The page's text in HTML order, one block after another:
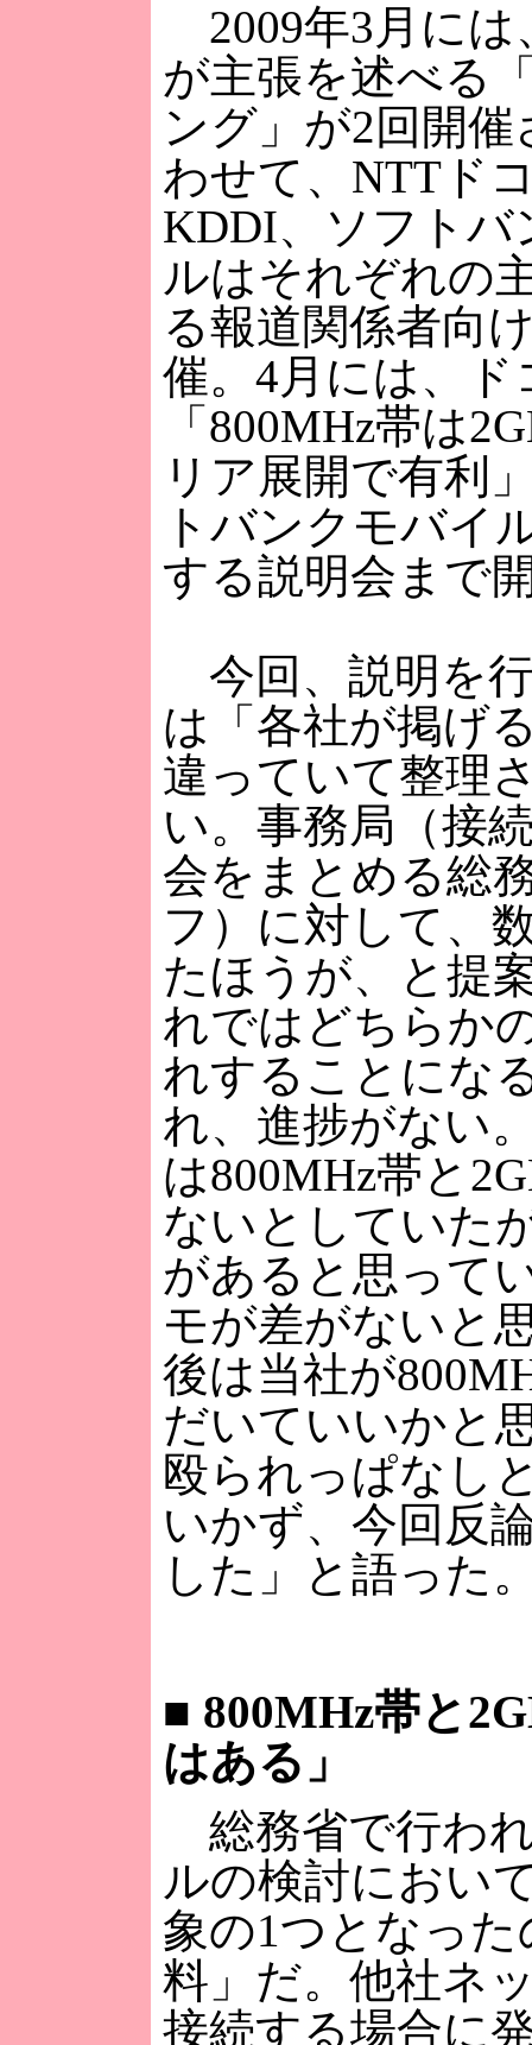
2009年3月には
が主張を述べる
ング」が2回開
わせて、NTTド
KDDI、ソフトバ
ルはそれぞれの
る報道関係者向
催。4月には、ド
「800MHz帯は
リア展開で有利
トバンクモバイ
する説明会まで
今回、説明を
は「各社が掲げ
違っていて整理
い。事務局（接
会をまとめる総
フ）に対して、
たほうが、と提
れではどちらか
れすることにな
れ、進捗がない
は800MHz帯と
ないとしていた
があると思って
モが差がないと
後は当社が
だいていいかと
殴られっぱなし
いかず、今回反
した」と語った
■ 800MHz帯と
はある」
総務省で行わ
ルの検討におい
象の1つとなっ
料」だ。他社ネ
接続する場合に